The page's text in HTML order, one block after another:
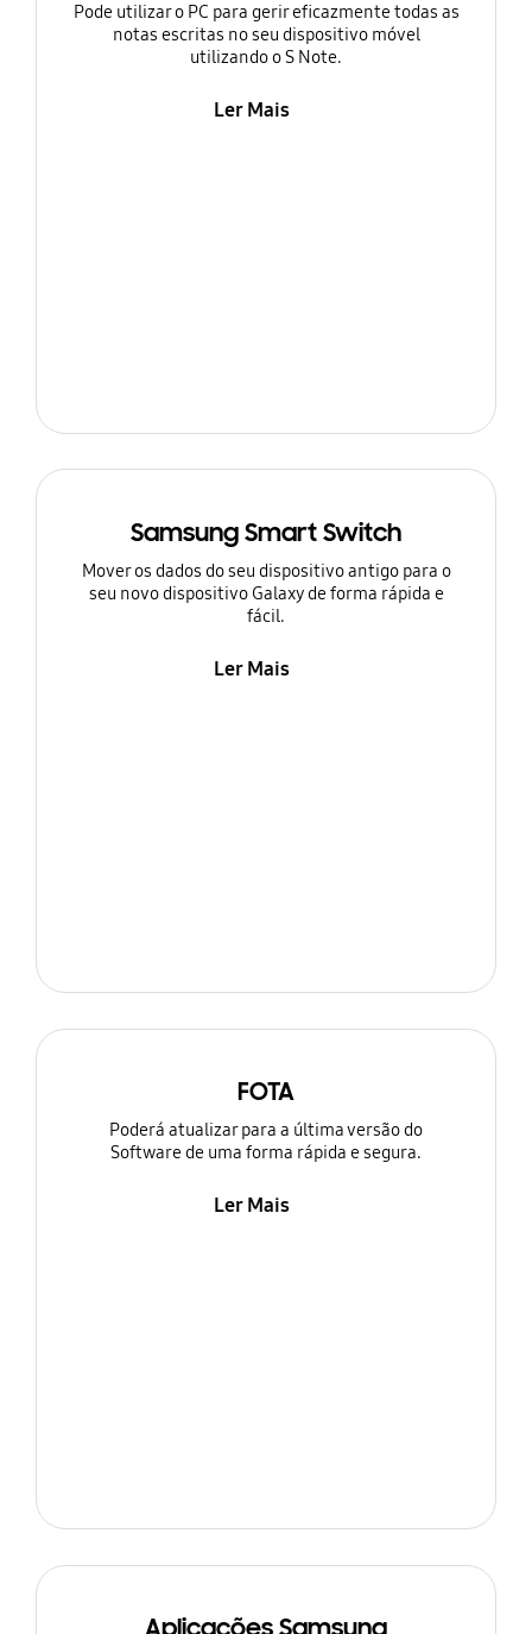
Pode utilizar o PC para gerir eficazmente todas as
notas escritas no seu dispositivo móvel
utilizando o S Note.
Ler Mais
Samsung Smart Switch
Mover os dados do seu dispositivo antigo para o
seu novo dispositivo Galaxy de forma rápida e
fácil.
Ler Mais
FOTA
Poderá atualizar para a última versão do
Software de uma forma rápida e segura.
Ler Mais